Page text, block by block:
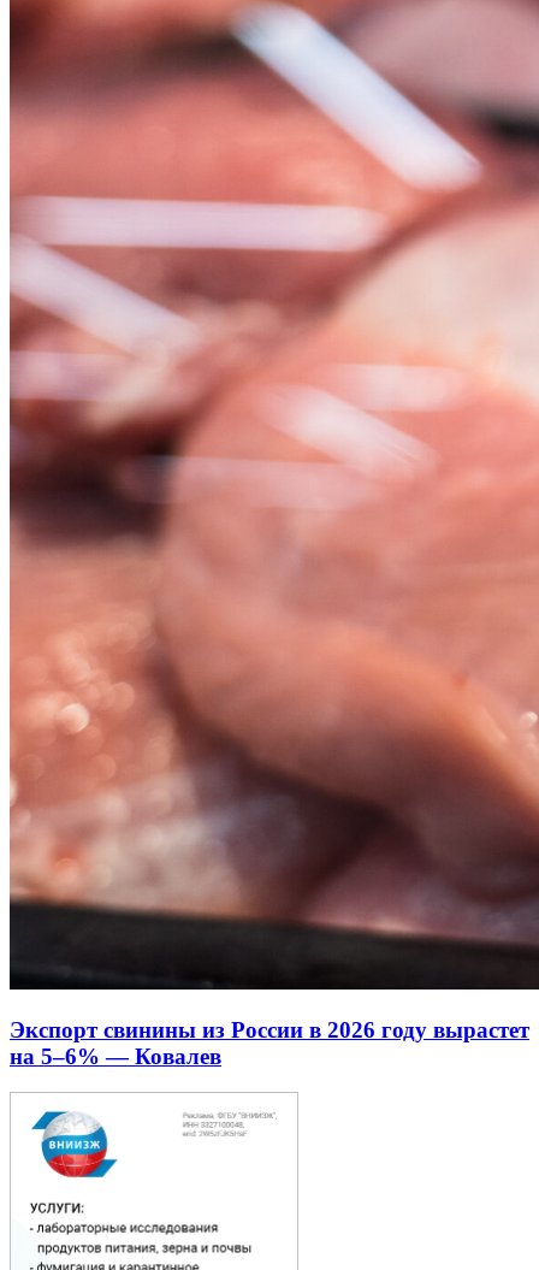
Экспорт свинины из России в 2026 году вырастет
на 5–6% — Ковалев